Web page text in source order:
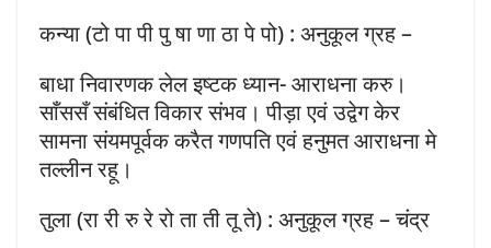
कन्या (टो पा पी पु षा णा ठा पे पो) : अनुकूल ग्रह –
बाधा निवारणक लेल इष्टक ध्यान- आराधना करु।
साँससँ संबंधित विकार संभव। पीड़ा एवं उद्वेग केर
सामना संयमपूर्वक करैत गणपति एवं हनुमत आराधना मे
तल्लीन रहू।
तुला (रा री रु रे रो ता ती तू ते) : अनुकूल ग्रह – चंद्र